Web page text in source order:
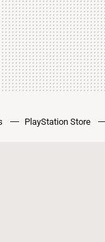
PlayStation Store